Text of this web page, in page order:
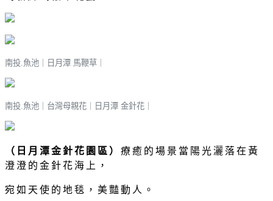
南投.魚池｜ 日月潭 馬鞭草
南投.魚池｜台灣母親花 日月潭 金針花
（日月潭金針花園區） 療癒的場景當陽光灑落在黃
澄澄的金針花海上，
宛如天使的地毯，美豔動人。